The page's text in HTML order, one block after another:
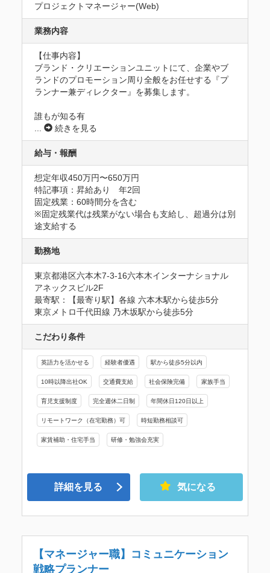
プロジェクトマネージャー(Web)
業務内容
【仕事内容】
ブランド・クリエーションユニットにて、企業やブ
ランドのプロモーション周り全般をお任せする『プ
ランナー兼ディレクター』を募集します。
誰もが知る有
続きを見る
給与・報酬
想定年収450万円〜650万円
特記事項：昇給あり　年2回
固定残業：60時間分を含む
※固定残業代は残業がない場合も支給し、超過分は別
途支給する
勤務地
東京都港区六本木7-3-16六本木インターナショナル
アネックスビル2F
最寄駅：【最寄り駅】各線 六本木駅から徒歩5分
東京メトロ千代田線 乃木坂駅から徒歩5分
こだわり条件
英語力を活かせる 経験者優遇 駅から徒歩5分以内
10時以降出社OK 交通費支給 社会保険完備 家族手当
育児支援制度 完全週休二日制 年間休日120日以上
リモートワーク（在宅勤務）可 時短勤務相談可
家賃補助・住宅手当 研修・勉強会充実
詳細を見る 気になる
【マネージャー職】コミュニケーション
戦略プランナー